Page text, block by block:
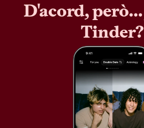
D'acord, però…
Tinder?